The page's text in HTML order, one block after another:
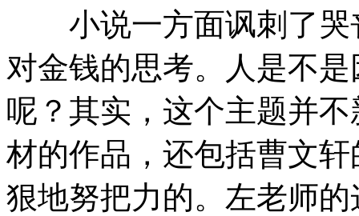
小说一方面讽刺了哭
对金钱的思考。人是不
呢？其实，这个主题并
材的作品，还包括曹文
狠地努把力的。左老师